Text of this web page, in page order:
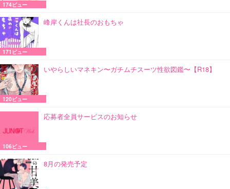
174ビュー
峰岸くんは社長のおもちゃ
171ビュー
いやらしいマネキン〜ガチムチスーツ性欲図鑑〜【R18】
120ビュー
応募者全員サービスのお知らせ
106ビュー
8月の発売予定